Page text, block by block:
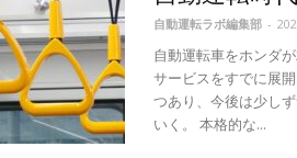
自動運転ラボ編集部 -
自動運転車をホンダ
サービスをすでに展
つあり、今後は少し
いく。 本格的な...